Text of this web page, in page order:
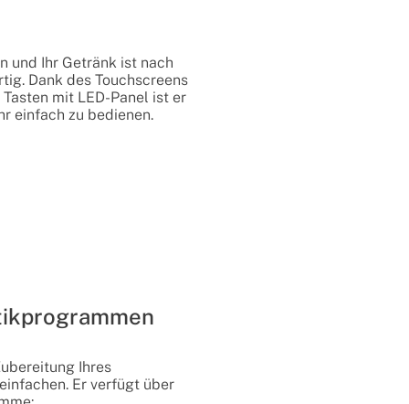
und Ihr Getränk ist nach
Dank des Touchscreens
mit LED-Panel ist er
einfach zu bedienen.
Ihres
Er verfügt über